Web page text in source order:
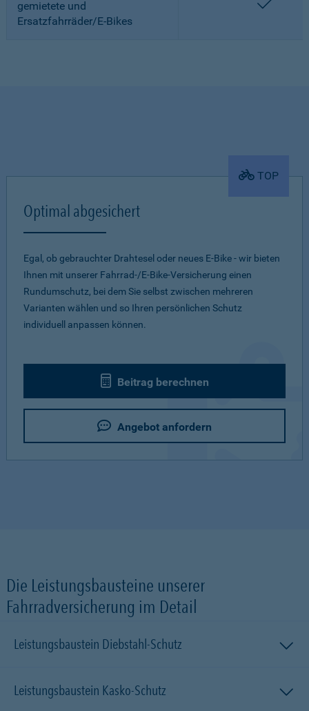
gemietete und
Ersatzfahrräder/E-Bikes
TOP
Optimal abgesichert
Egal, ob gebrauchter Drahtesel oder neues E-Bike - wir bieten
Ihnen mit unserer Fahrrad-/E-Bike-Versicherung einen
Rundumschutz, bei dem Sie selbst zwischen mehreren
Varianten wählen und so Ihren persönlichen Schutz
individuell anpassen können.
Beitrag berechnen
Angebot anfordern
Die Leistungsbausteine unserer
Fahrradversicherung im Detail
Leistungsbaustein Diebstahl-Schutz
Leistungsbaustein Kasko-Schutz